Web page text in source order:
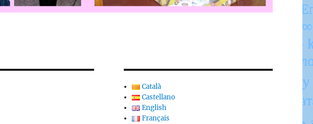
Català
Castellano
English
Français